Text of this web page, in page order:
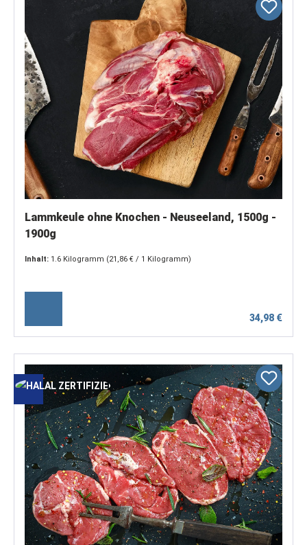
Lammkeule ohne Knochen - Neuseeland, 1500g -
1900g
Inhalt: 1.6 Kilogramm (21,86 € / 1 Kilogramm)
34,98 €